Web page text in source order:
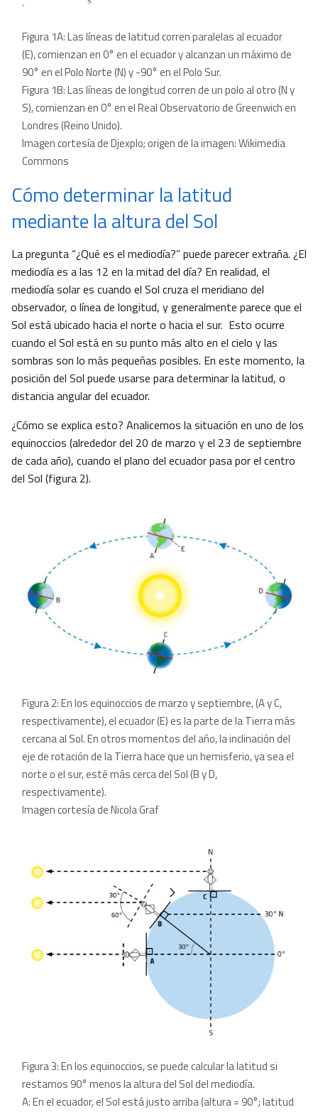
Figura 1A: Las líneas de latitud corren paralelas al ecuador
(E), comienzan en 0° en el ecuador y alcanzan un máximo de
90° en el Polo Norte (N) y -90° en el Polo Sur.
Figura 1B: Las líneas de longitud corren de un polo al otro (N y
S), comienzan en 0° en el Real Observatorio de Greenwich en
Londres (Reino Unido).
Imagen cortesía de Djexplo; origen de la imagen: Wikimedia
Commons
Cómo determinar la latitud
mediante la altura del Sol
La pregunta “¿Qué es el mediodía?” puede parecer extraña. ¿El
mediodía es a las 12 en la mitad del día? En realidad, el
mediodía solar es cuando el Sol cruza el meridiano del
observador, o línea de longitud, y generalmente parece que el
Sol está ubicado hacia el norte o hacia el sur. Esto ocurre
cuando el Sol está en su punto más alto en el cielo y las
sombras son lo más pequeñas posibles. En este momento, la
posición del Sol puede usarse para determinar la latitud, o
distancia angular del ecuador.
¿Cómo se explica esto? Analicemos la situación en uno de los
equinoccios (alrededor del 20 de marzo y el 23 de septiembre
de cada año), cuando el plano del ecuador pasa por el centro
del Sol (figura 2).
Figura 2: En los equinoccios de marzo y septiembre, (A y C,
respectivamente), el ecuador (E) es la parte de la Tierra más
cercana al Sol. En otros momentos del año, la inclinación del
eje de rotación de la Tierra hace que un hemisferio, ya sea el
norte o el sur, esté más cerca del Sol (B y D,
respectivamente).
Imagen cortesía de Nicola Graf
Figura 3: En los equinoccios, se puede calcular la latitud si
restamos 90° menos la altura del Sol del mediodía.
A: En el ecuador, el Sol está justo arriba (altura = 90°; latitud